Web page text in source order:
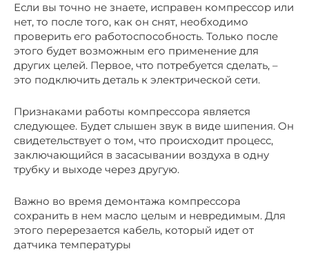
Если вы точно не знаете, исправен компрессор или
нет, то после того, как он снят, необходимо
проверить его работоспособность. Только после
этого будет возможным его применение для
других целей. Первое, что потребуется сделать, –
это подключить деталь к электрической сети.
Признаками работы компрессора является
следующее. Будет слышен звук в виде шипения. Он
свидетельствует о том, что происходит процесс,
заключающийся в засасывании воздуха в одну
трубку и выходе через другую.
Важно во время демонтажа компрессора
сохранить в нем масло целым и невредимым. Для
этого перерезается кабель, который идет от
датчика температуры